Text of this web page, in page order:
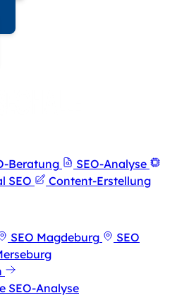
Beratung
SEO-Analyse
SEO
Content-Erstellung
SEO Magdeburg
SEO
SEO-Analyse